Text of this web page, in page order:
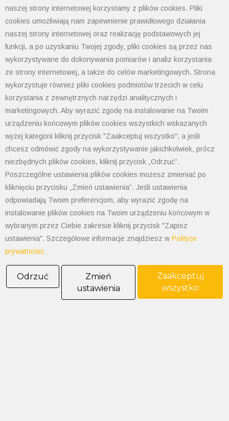
naszej strony internetowej korzystamy z plików cookies. Pliki
cookies umożliwiają nam zapewnienie prawidłowego działania
naszej strony internetowej oraz realizację podstawowych jej
funkcji, a po uzyskaniu Twojej zgody, pliki cookies są przez nas
wykorzystywane do dokonywania pomiarów i analiz korzystania
ze strony internetowej, a także do celów marketingowych. Strona
wykorzystuje również pliki cookies podmiotów trzecich w celu
korzystania z zewnętrznych narzędzi analitycznych i
marketingowych. Aby wyrazić zgodę na instalowanie na Twoim
urządzeniu końcowym plików cookies wszystkich wskazanych
wyżej kategorii kliknij przycisk "Zaakceptuj wszystko", a jeśli
chcesz odmówić zgody na wykorzystywanie jakichkolwiek, prócz
niezbędnych plików cookies, kliknij przycisk „Odrzuć”.
Poszczególne ustawienia plików cookies możesz zmieniać po
kliknięciu przycisku „Zmień ustawienia”. Jeśli ustawienia
odpowiadają Twoim preferencjom, aby wyrazić zgodę na
instalowanie plików cookies na Twoim urządzeniu końcowym w
wybranym przez Ciebie zakresie kliknij przycisk "Zapisz
ustawienia". Szczegółowe informacje znajdziesz w Polityce
prywatności.
Odrzuć
Zmień
ustawienia
Zaakceptuj
wszystko
POLIMET S. Kij spółka jawna
43-300 Bielsko-Biała ul. Grażyńskiego 74
Polityka prywatności
Polityka cookies
Informacja od administratora danych
Informacje GPSR
Ogólne warunki sprzedaży
tel: 33 497-77-77
fax: 33 497-77-10
email:biuro@polimet.com.pl
Godziny otwarcia: 7:30-15:30
NIP: 547-008-67-86
REGON: 070008398
POLIMET S. Kij spółka jawna
Oddział Dąbrowa Górnicza
41-300 Dąbrowa Górnicza
Aleja Józefa Piłsudskiego 89
Tel. 32 268 50 99
kom. 538-208-100
dabrowa@polimet.com.pl
POLIMET S. Kij spółka jawna